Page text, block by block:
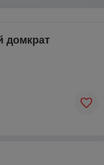
домкрат